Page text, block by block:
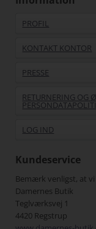
PROFIL
KONTAKT KONTOR
PRESSE
RETURNERING OG
LOG IND
Kundeservice
Bemærk venligst, at vi
Damernes Butik
Teglværksvej 1
4420 Regstrup